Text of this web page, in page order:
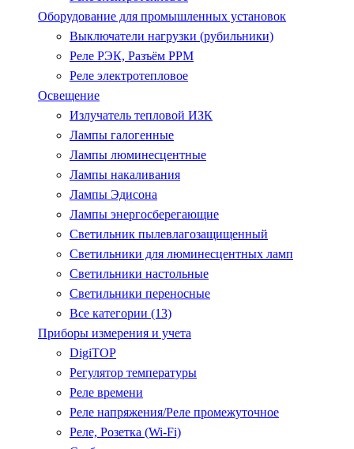
Оборудование для промышленных установок
Выключатели нагрузки (рубильники)
Реле РЭК, Разъём РРМ
Реле электротепловое
Освещение
Излучатель тепловой ИЗК
Лампы галогенные
Лампы люминесцентные
Лампы накаливания
Лампы Эдисона
Лампы энергосберегающие
Светильник пылевлагозащищенный
Светильники для люминесцентных ламп
Светильники настольные
Светильники переносные
Все категории (13)
Приборы измерения и учета
DigiTOP
Регулятор температуры
Реле времени
Реле напряжения/Реле промежуточное
Реле, Розетка (Wi-Fi)